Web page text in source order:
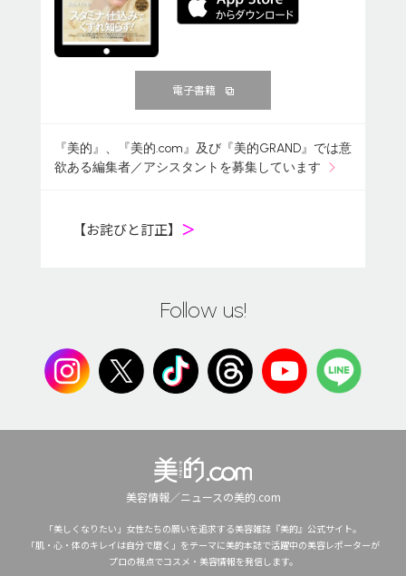
電子書籍
『美的』、『美的.com』及び『美的GRAND』では意
欲ある編集者／アシスタントを募集しています
【お詫びと訂正】 ＞
Follow us!
美容情報／ニュースの美的.com
「美しくなりたい」女性たちの願いを追求する美容雑誌『美的』公式サイト。
「肌・心・体のキレイは自分で磨く」をテーマに美的本誌で活躍中の美容レポーターが
プロの視点でコスメ・美容情報を発信します。